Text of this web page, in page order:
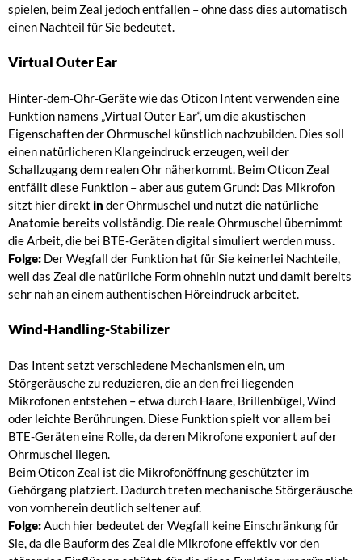
spielen, beim Zeal jedoch entfallen – ohne dass dies automatisch
einen Nachteil für Sie bedeutet.
Virtual Outer Ear
Hinter-dem-Ohr-Geräte wie das Oticon Intent verwenden eine
Funktion namens „Virtual Outer Ear“, um die akustischen
Eigenschaften der Ohrmuschel künstlich nachzubilden. Dies soll
einen natürlicheren Klangeindruck erzeugen, weil der
Schallzugang dem realen Ohr näherkommt. Beim Oticon Zeal
entfällt diese Funktion – aber aus gutem Grund: Das Mikrofon
sitzt hier direkt in der Ohrmuschel und nutzt die natürliche
Anatomie bereits vollständig. Die reale Ohrmuschel übernimmt
die Arbeit, die bei BTE-Geräten digital simuliert werden muss.
Folge: Der Wegfall der Funktion hat für Sie keinerlei Nachteile,
weil das Zeal die natürliche Form ohnehin nutzt und damit bereits
sehr nah an einem authentischen Höreindruck arbeitet.
Wind-Handling-Stabilizer
Das Intent setzt verschiedene Mechanismen ein, um
Störgeräusche zu reduzieren, die an den frei liegenden
Mikrofonen entstehen – etwa durch Haare, Brillenbügel, Wind
oder leichte Berührungen. Diese Funktion spielt vor allem bei
BTE-Geräten eine Rolle, da deren Mikrofone exponiert auf der
Ohrmuschel liegen.
Beim Oticon Zeal ist die Mikrofonöffnung geschützter im
Gehörgang platziert. Dadurch treten mechanische Störgeräusche
von vornherein deutlich seltener auf.
Folge:Auch hier bedeutet der Wegfall keine Einschränkung für
Sie, da die Bauform des Zeal die Mikrofone effektiv vor den